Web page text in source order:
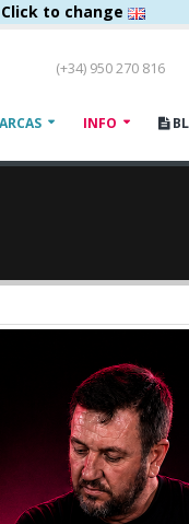
to change
(+34) 950 270 816
INFO